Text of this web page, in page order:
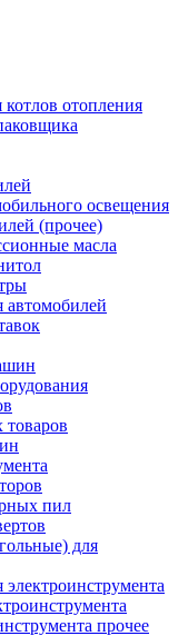
котлов отопления
освещения
(прочее)
масла
товаров
пил
для
прочее